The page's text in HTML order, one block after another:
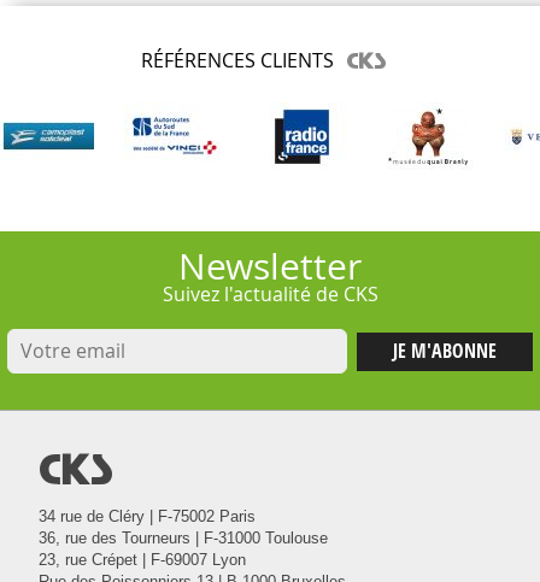
RÉFÉRENCES CLIENTS
Newsletter
Suivez l'actualité de CKS
@
34 rue de Cléry | F-75002 Paris
36, rue des Tourneurs | F-31000 Toulouse
23, rue Crépet | F-69007 Lyon